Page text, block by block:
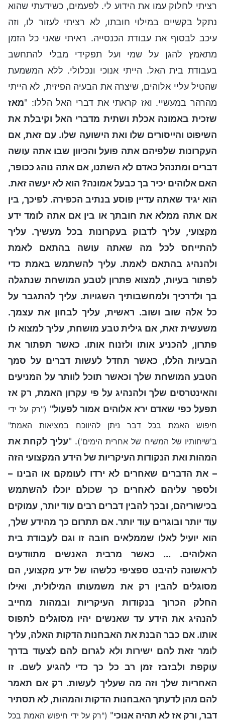
רציתי לחלוק עמו את הידוע לי. לפעמים, כשידעתי שהוא
נתקל בקשיים במילוי חובתו, לא רציתי לעזור לו, וזה
עיכב לבסוף את עבודת הכנסייה. ראיתי שאני כל הזמן
מתאמץ להגן על שמי ועל תפקידי מבלי להתחשב
בעבודת בית האל. הייתי אנוכי ונכלולי. ללא המשמעת
שהטיל עליי אלוהים, שיצרה את הבעיה הפיזית, לא הייתי
מהרהר במעשיי. ואז קראתי את דברי האל הללו: "מאז
שזכית באמונה אכלת ושתית מדברי האל וקיבלת את
השיפוט והייסורים שלו ואת הישועה שלו. עם זאת, אם
העקרונות שלפיהם אתה פועל והכיוון שבו אתה עושה
דברים ומתנהל כאדם לא השתנו, אם אתה נוהג ככופר,
האם אלוהים יכיר בך כבעל אמונה? הוא לא יעשה זאת.
הוא יגיד שאתה עדיין פוסע בנתיב הכפירה. לפיכך, בין
אם אתה ממלא את חובתך או בין אם אתה לומד ידע
מקצועי, עליך לדבוק בעקרונות בכל מעשיך. עליך
להתייחס לכל מה שאתה עושה בהתאם לאמת
ולהנהיג בהתאם לאמת. עליך להשתמש באמת כדי
לפתור בעיות, למצוא פתרון לטבע המושחת שנתגלה
בך ולדרכיך ולמחשבותיך השגויות. עליך להתגבר על
כל אלה שוב ושוב. ראשית, עליך לבחון את עצמך.
משעשית זאת, אם גילית טבע מושחת, עליך למצוא לו
פתרון, להכניע אותו ולזנוח אותו. כאשר תפתור את
הבעיות הללו, כאשר תחדל לעשות דברים על סמך
הטבע המושחת שלך וכאשר תוכל לוותר על המניעים
והאינטרסים שלך ולהנהיג על פי עקרון האמת, רק אז
תפעל כפי שאדם ירא אלוהים אמור לפעול" ("רק על ידי
חיפוש האמת בכל דבר ניתן להיווכח במציאות האמת"
ב'שיחותיו של המשיח של אחרית הימים'). "עליך לקחת את
המהות ואת הנקודות העיקריות של הידע המקצועי הזה
– את הדברים שאחרים לא ירדו לעומקם או הבינו –
ולספר עליהם לאחרים כך שכולם יוכלו להשתמש
בכישוריהם, ובכך להבין דברים רבים עוד יותר, עמוקים
עוד יותר ובוגרים עוד יותר. אם תתרום כך מהידע שלך,
הוא יועיל לאלו שממלאים חובה זו וגם לעבודת בית
האלוהים. ... כאשר מרבית האנשים מתוודעים
לראשונה להיבט ספציפי כלשהו של ידע מקצועי, הם
מסוגלים להבין רק את משמעותו המילולית, ואילו
החלק הכרוך בנקודות העיקריות ובמהות מחייב
להנהיג את הידע עד שאנשים יהיו מסוגלים לתפוס
אותו. אם כבר הבנת את האבחנות הדקות האלה, עליך
לומר זאת להם ישירות ולא לגרום להם לצעוד בדרך
עוקפת ולבזבז זמן רב כל כך כדי להגיע לשם. זו
האחריות שלך וזה מה שעליך לעשות. רק אם תאמר
להם מהן לדעתך האבחנות הדקות והמהות, לא תסתיר
דבר, ורק אז לא תהיה אנוכי" ("רק על ידי חיפוש האמת בכל